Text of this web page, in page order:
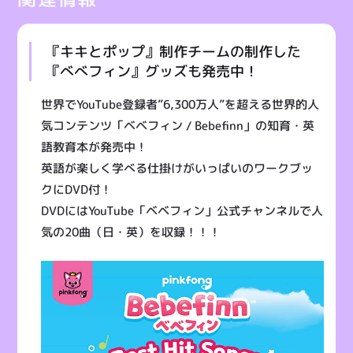
『キキとポップ』制作チームの制作した
『べべフィン』グッズも発売中！
世界でYouTube登録者”6,300万人”を超える世界的人
気コンテンツ「ベベフィン / Bebefinn」の知育・英
語教育本が発売中！
英語が楽しく学べる仕掛けがいっぱいのワークブッ
クにDVD付！
DVDにはYouTube「ベベフィン」公式チャンネルで人
気の20曲（日・英）を収録！！！